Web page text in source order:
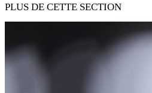
PLUS DE CETTE SECTION